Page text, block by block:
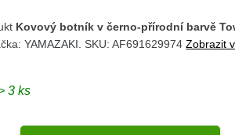
Kovový botník v černo-přírodní barvě
YAMAZAKI . SKU: AF691629974Zobrazit
3 ks